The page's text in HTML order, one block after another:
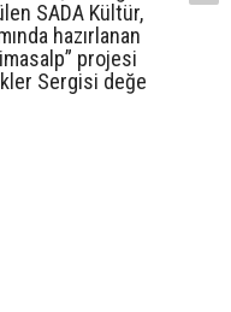
SADA Kültür,
hazırlanan
projesi
Sergisi değe